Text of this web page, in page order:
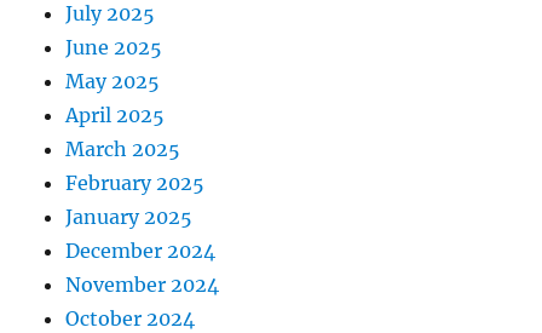
July 2025
June 2025
May 2025
April 2025
March 2025
February 2025
January 2025
December 2024
November 2024
October 2024